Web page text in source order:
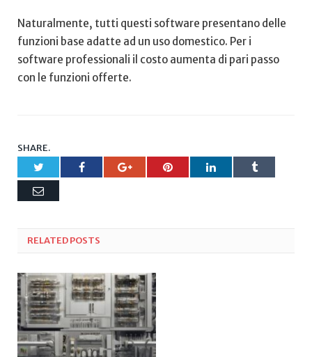
Naturalmente, tutti questi software presentano delle
funzioni base adatte ad un uso domestico. Per i
software professionali il costo aumenta di pari passo
con le funzioni offerte.
SHARE.
Twitter Facebook Google+Pinterest LinkedIn Tumblr
Email
RELATEDPOSTS